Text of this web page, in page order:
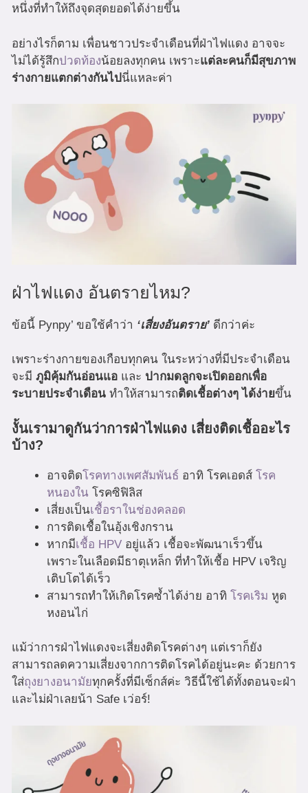
หนึ่งที่ทำให้ถึงจุดสุดยอดได้ง่ายขึ้น
อย่างไรก็ตาม เพื่อนชาวประจำเดือนที่ฝ่าไฟแดง อาจจะ
ไม่ได้รู้สึกปวดท้องน้อยลงทุกคน เพราะแต่ละคนก็มีสุขภาพ
ร่างกายแตกต่างกันไปนี่แหละค่า
ฝ่าไฟแดง อันตรายไหม?
ข้อนี้ Pynpy’ ขอใช้คำว่า ‘เสี่ยงอันตราย’ ดีกว่าค่ะ
เพราะร่างกายของเกือบทุกคน ในระหว่างที่มีประจำเดือน
จะมี ภูมิคุ้มกันอ่อนแอ และ ปากมดลูกจะเปิดออกเพื่อ
ระบายประจำเดือน ทำให้สามารถติดเชื้อต่างๆ ได้ง่ายขึ้น
งั้นเรามาดูกันว่าการฝ่าไฟแดง เสี่ยงติดเชื้ออะไร
บ้าง?
อาจติดโรคทางเพศสัมพันธ์ อาทิ โรคเอดส์ โรค
หนองใน โรคซิฟิลิส
เสี่ยงเป็นเชื้อราในช่องคลอด
การติดเชื้อในอุ้งเชิงกราน
หากมีเชื้อ HPV อยู่แล้ว เชื้อจะพัฒนาเร็วขึ้น
เพราะในเลือดมีธาตุเหล็ก ที่ทำให้เชื้อ HPV เจริญ
เติบโตได้เร็ว
สามารถทำให้เกิดโรคซ้ำได้ง่าย อาทิ โรคเริม หูด
หงอนไก่
แม้ว่าการฝ่าไฟแดงจะเสี่ยงติดโรคต่างๆ แต่เราก็ยัง
สามารถลดความเสี่ยงจากการติดโรคได้อยู่นะคะ ด้วยการ
ใส่ถุงยางอนามัยทุกครั้งที่มีเซ็กส์ค่ะ วิธีนี้ใช้ได้ทั้งตอนจะฝ่า
และไม่ฝ่าเลยน้า Safe เว่อร์!